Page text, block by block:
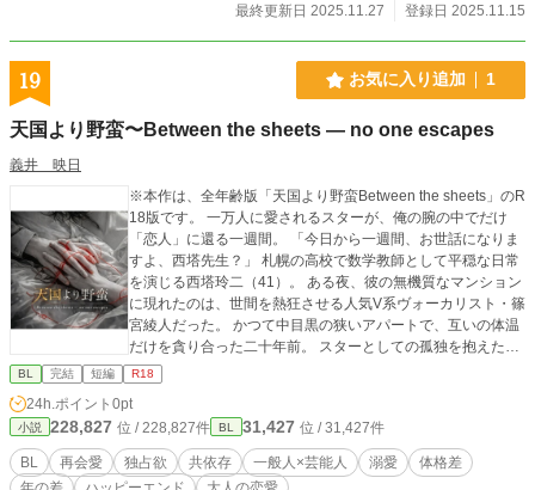
最終更新日 2025.11.27
登録日 2025.11.15
19 お気に入り追加 1
天国より野蛮〜Between the sheets — no one escapes
義井 映日
※本作は、全年齢版「天国より野蛮Between the sheets」のR
18版です。 ​一万人に愛されるスターが、俺の腕の中でだけ
「恋人」に還る一週間。 ​「今日から一週間、お世話になりま
すよ、西塔先生？」 ​札幌の高校で数学教師として平穏な日常
を演じる西塔玲二（41）。 ある夜、彼の無機質なマンション
に現れたのは、世間を熱狂させる人気V系ヴォーカリスト・篠
宮綾人だった。 ​かつて中目黒の狭いアパートで、互いの体温
だけを貪り合った二十年前。 スターとしての孤独を抱えた綾
人の「疲れた」の一言が、玲二が守り続けてきた理性を野蛮
に塗り替えていく。 ​一万人の視線から隠れ、シーツの間でだ
け許される独占。 「先生」の仮面を脱ぎ捨て、かつての熱を
呼び覚ます一週間限定の籠城生活が始まる。
BL 完結 短編 R18
24h.ポイント 0pt
小説 228,827 位 / 228,827件 BL 31,427 位 / 31,427件
BL 再会愛 独占欲 共依存 一般人×芸能人 溺愛
体格差